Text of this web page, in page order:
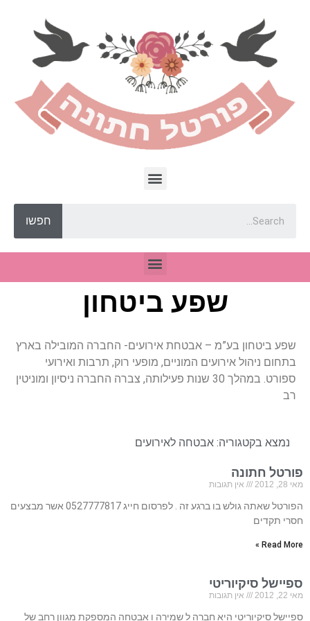
חפשו
שפע ביטחון
שפע ביטחון בע”מ – אבטחת אירועים- החברה המובילה בארץ
בתחום ניהול אירועים המוניים, מופעי רוק, תרבות ואירועי
ספורט. במהלך 30 שנות פעילותה, צברה החברה ניסיון ומוניטין
רב
נמצא בקטגוריה: אבטחה לאירועים
פורטל חתונה
מאי 28, 2012 אין תגובות
הפורטל שאתה גולש בו ברגע זה . לפרסום חייג 0527777817 אשר מבצעים
חסרי תקדים
Read More »
ספיישל סיקיוריטי
מאי 22, 2012 אין תגובות
ספיישל סיקיוריטי היא חברה ל שמירה ו אבטחה המספקת מגוון רחב של